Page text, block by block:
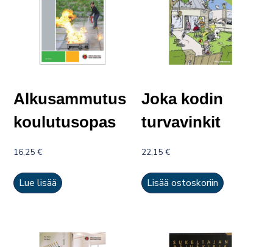
Alkusammutus
koulutusopas
16,25€
Lue lisää
Joka kodin
turvavinkit
22,15€
Lisää ostoskoriin